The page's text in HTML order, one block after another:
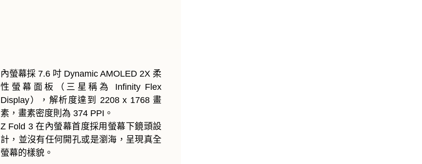
內螢幕採 7.6 吋 Dynamic AMOLED 2X 柔
性螢幕面板（三星稱為 Infinity Flex
Display），解析度達到 2208 x 1768 畫
素，畫素密度則為 374 PPI。
Z Fold 3 在內螢幕首度採用螢幕下鏡頭設
計，並沒有任何開孔或是瀏海，呈現真全
螢幕的樣貌。